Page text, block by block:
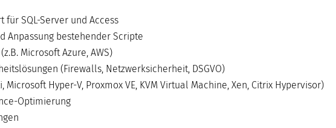
SQL-Server und Access
Anpassung bestehender Scripte
Microsoft Azure, AWS)
(Firewalls, Netzwerksicherheit, DSGVO)
Hyper-V, Proxmox VE, KVM Virtual Machine, Xen, Citrix Hypervisor)
Optimierung